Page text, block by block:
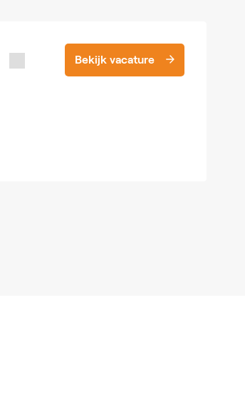
Bekijk vacature